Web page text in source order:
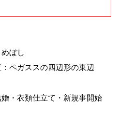
ぼし
ペガススの四辺形の東辺
・衣類仕立て・新規事開始